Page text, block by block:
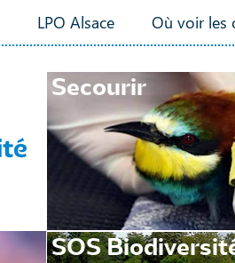
LPO Alsace Où voir les
Secourir
SOS